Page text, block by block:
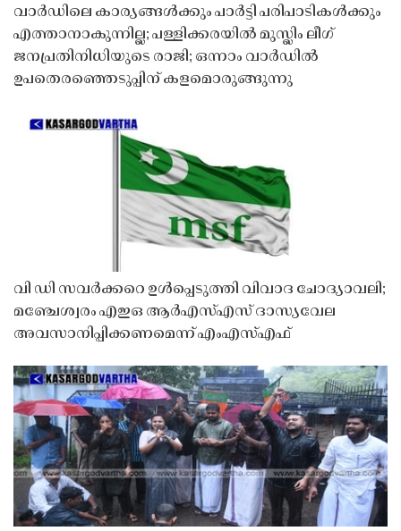
വാർഡിലെ കാര്യങ്ങൾക്കും പാർട്ടി പരിപാടികൾക്കും
എത്താനാകുന്നില്ല; പള്ളിക്കരയിൽ മുസ്ലിം ലീഗ്
ജനപ്രതിനിധിയുടെ രാജി; ഒന്നാം വാർഡിൽ
ഉപതെരഞ്ഞെടുപ്പിന് കളമൊരുങ്ങുന്നു
വി ഡി സവർക്കറെ ഉൾപ്പെടുത്തി വിവാദ ചോദ്യാവലി;
മഞ്ചേശ്വരം എഇഒ ആർഎസ്എസ് ദാസ്യവേല
അവസാനിപ്പിക്കണമെന്ന് എംഎസ്എഫ്